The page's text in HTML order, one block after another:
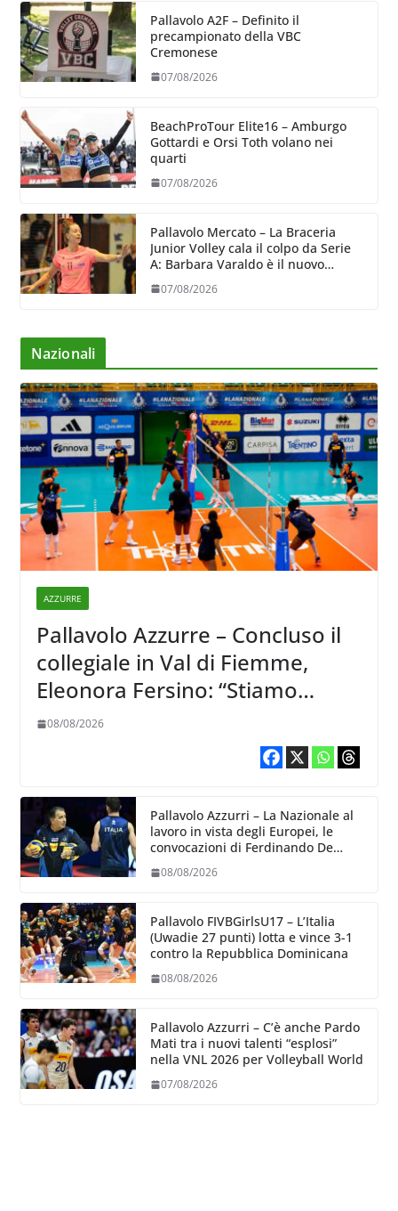
Pallavolo A2F – Definito il
precampionato della VBC
Cremonese
07/08/2026
BeachProTour Elite16 – Amburgo
Gottardi e Orsi Toth volano nei
quarti
07/08/2026
Pallavolo Mercato – La Braceria
Junior Volley cala il colpo da Serie
A: Barbara Varaldo è il nuovo
07/08/2026
Nazionali
AZZURRE
Pallavolo Azzurre – Concluso il
collegiale in Val di Fiemme,
Eleonora Fersino: “Stiamo
lavorando su quei piccoli
dettagli dove poter migliorare”.
08/08/2026
Pallavolo Azzurri – La Nazionale al
lavoro in vista degli Europei, le
convocazioni di Ferdinando De
08/08/2026
Pallavolo FIVBGirlsU17 – L’Italia
(Uwadie 27 punti) lotta e vince 3-1
contro la Repubblica Dominicana
08/08/2026
Pallavolo Azzurri – C’è anche Pardo
Mati tra i nuovi talenti “esplosi”
nella VNL 2026 per Volleyball World
07/08/2026